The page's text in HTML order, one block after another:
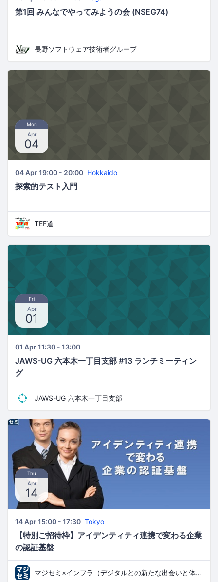
第1回 みんなでやってみようの会 (NSEG74)
長野ソフトウェア技術者グループ
Mon
Apr
04
04 Apr 19:00 - 20:00 Hokkaido
探索的テスト入門
TEF道
Fri
Apr
01
01 Apr 11:30 - 13:00
JAWS-UG 六本木一丁目支部 #13 ランチミーティン
グ
JAWS-UG 六本木一丁目支部
Thu
Apr
14
14 Apr 15:00 - 17:30 Tokyo
【特別ご招待枠】アイデンティティ連携で変わる企業
の認証基盤
マジセミ×インフラ（デジタルとの新たな出会いと体験）